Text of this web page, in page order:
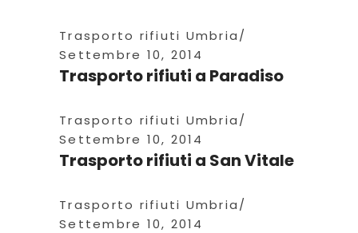
Trasporto rifiuti Umbria
Settembre 10, 2014
Trasporto rifiuti a Paradiso
Trasporto rifiuti Umbria
Settembre 10, 2014
Trasporto rifiuti a San Vitale
Trasporto rifiuti Umbria
Settembre 10, 2014